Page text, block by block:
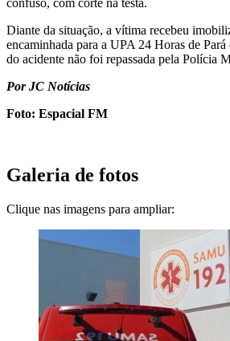
Diante da situação, a vítima recebeu
encaminhada para a UPA 24 Horas de
do acidente não foi repassada pela Polícia
Por JC Notícias
Foto: Espacial FM
Galeria de fotos
Clique nas imagens para ampliar: